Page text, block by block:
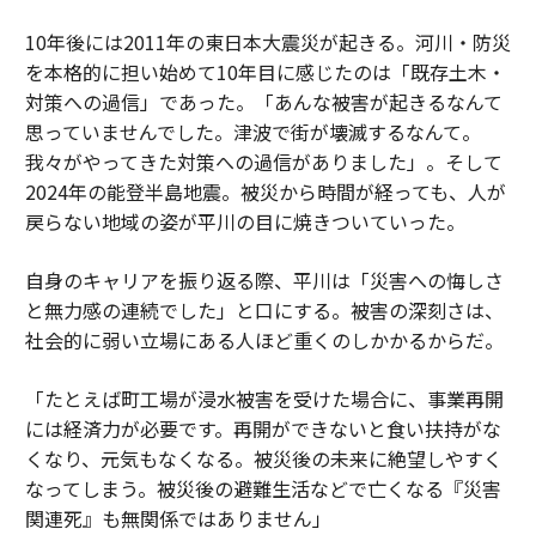
10年後には2011年の東日本大震災が起きる。河川・防災
を本格的に担い始めて10年目に感じたのは「既存土木・
対策への過信」であった。「あんな被害が起きるなんて
思っていませんでした。津波で街が壊滅するなんて。
我々がやってきた対策への過信がありました」。そして
2024年の能登半島地震。被災から時間が経っても、人が
戻らない地域の姿が平川の目に焼きついていった。
自身のキャリアを振り返る際、平川は「災害への悔しさ
と無力感の連続でした」と口にする。被害の深刻さは、
社会的に弱い立場にある人ほど重くのしかかるからだ。
「たとえば町工場が浸水被害を受けた場合に、事業再開
には経済力が必要です。再開ができないと食い扶持がな
くなり、元気もなくなる。被災後の未来に絶望しやすく
なってしまう。被災後の避難生活などで亡くなる『災害
関連死』も無関係ではありません」